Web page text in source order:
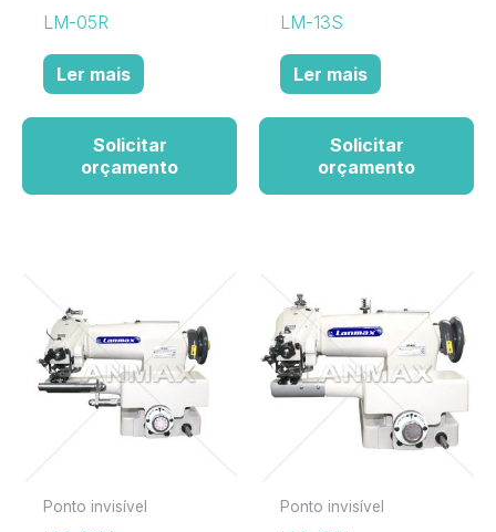
LM-05R
Ler mais
Solicitar
orçamento
LM-13S
Ler mais
Solicitar
orçamento
Ponto invisível Ponto invisível